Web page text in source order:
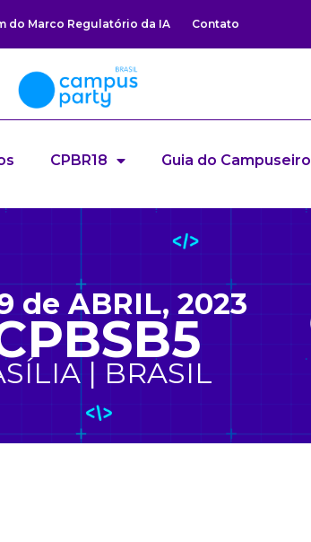
do Marco Regulatório da IA Contato
CPBR18 Guia do Campuseiro
de ABRIL, 2023
| BRASIL